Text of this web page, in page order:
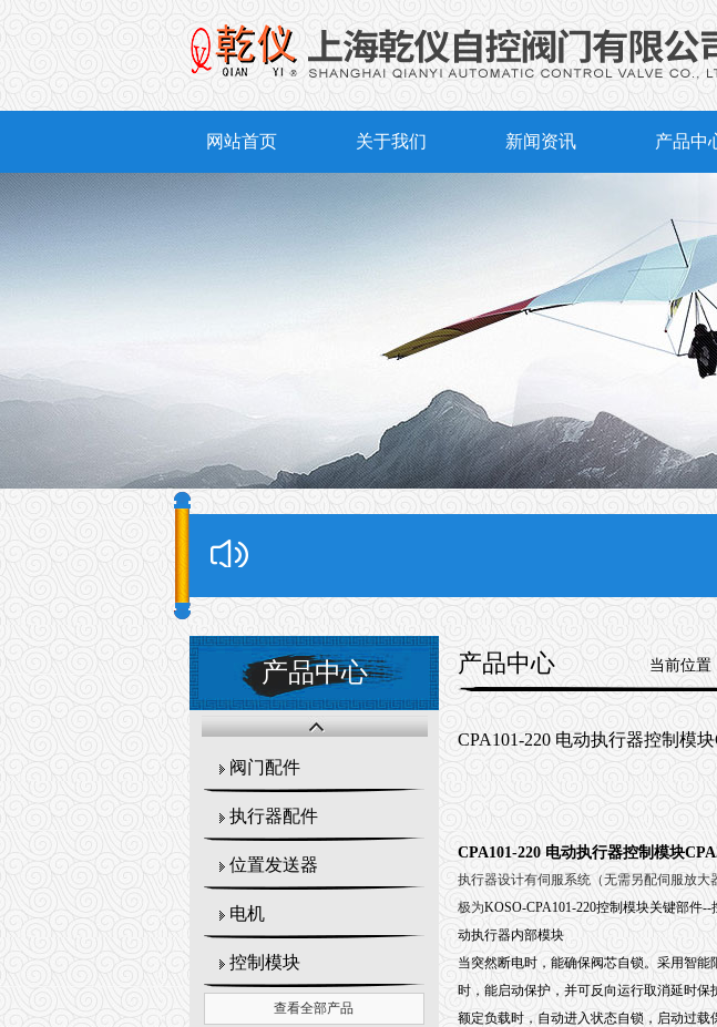
网站首页 关于我们 新闻资讯 产品中
产品中心
阀门配件
执行器配件
位置发送器
电机
控制模块
查看全部产品
产品中心 当前位置
CPA101-220 电动执行器控制模块
CPA101-220 电动执行器控制模块
执行器设计有伺服系统（无需另配伺服放
极为KOSO-CPA101-220控制模块关键部件
动执行器内部模块
当突然断电时，能确保阀芯自锁。采用智
时，能启动保护，并可反向运行取消延时
额定负载时，自动进入状态自锁，启动过